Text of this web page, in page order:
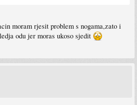
moram rjesit problem s nogama,zato i
odu jer moras ukoso sjedit